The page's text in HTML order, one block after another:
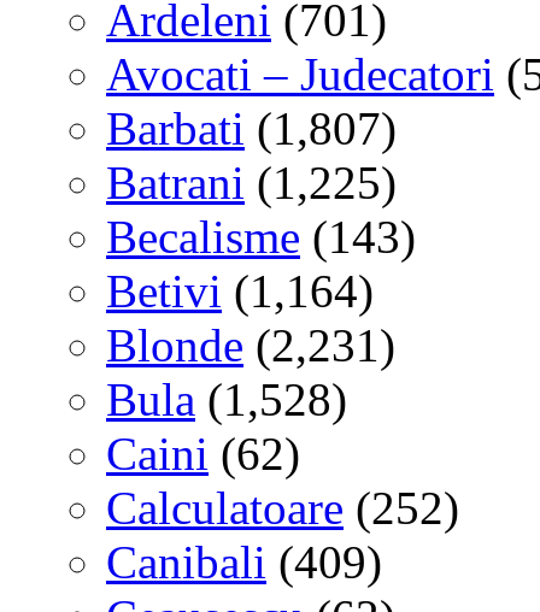
Ardeleni (701)
Avocati – Judecatori
Barbati (1,807)
Batrani (1,225)
Becalisme (143)
Betivi (1,164)
Blonde (2,231)
Bula (1,528)
Caini (62)
Calculatoare (252)
Canibali (409)